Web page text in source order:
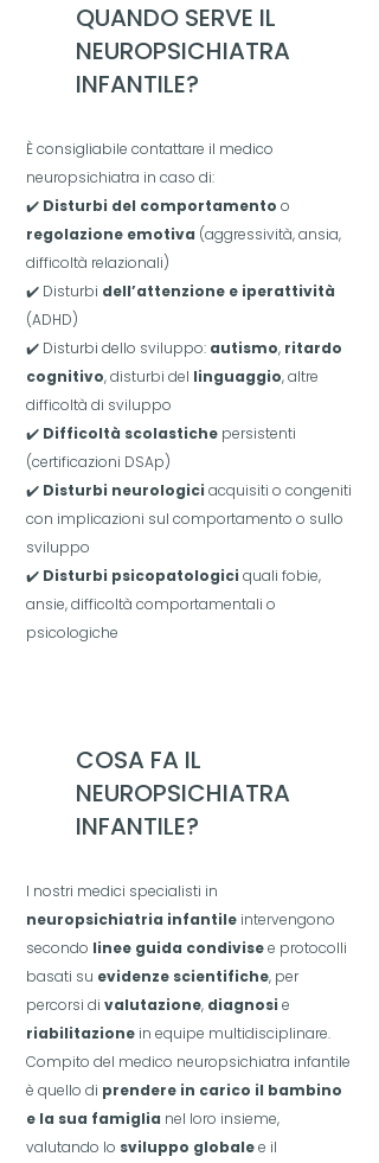
QUANDO SERVE IL
NEUROPSICHIATRA
INFANTILE?
È consigliabile contattare il medico
neuropsichiatra in caso di:
✔️ Disturbi del comportamento o
regolazione emotiva (aggressività, ansia,
difficoltà relazionali)
✔️ Disturbi dell’attenzione e iperattività
(ADHD)
✔️ Disturbi dello sviluppo: autismo, ritardo
cognitivo, disturbi del linguaggio, altre
difficoltà di sviluppo
✔️ Difficoltà scolastiche persistenti
(certificazioni DSAp)
✔️ Disturbi neurologici acquisiti o congeniti
con implicazioni sul comportamento o sullo
sviluppo
✔️ Disturbi psicopatologici quali fobie,
ansie, difficoltà comportamentali o
psicologiche
COSA FA IL
NEUROPSICHIATRA
INFANTILE?
I nostri medici specialisti in
neuropsichiatria infantile intervengono
secondo linee guida condivisee protocolli
basati su evidenze scientifiche, per
percorsi di valutazione, diagnosi e
riabilitazione in equipe multidisciplinare.
Compito del medico neuropsichiatra infantile
è quello di prendere in carico il bambino
e la sua famiglia nel loro insieme,
valutando lo sviluppo globalee il